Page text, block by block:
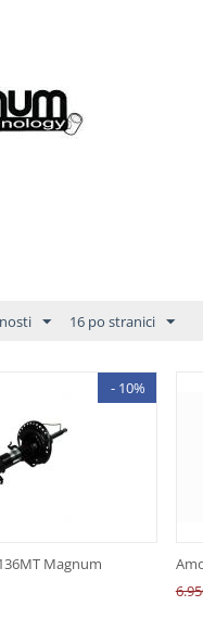
16 po stranici
- 10%
Magnum